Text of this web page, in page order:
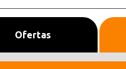
Ofertas